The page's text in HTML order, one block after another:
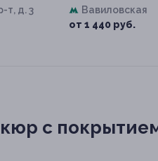
т, д. 3
Вавиловская
от 1 440 руб.
c